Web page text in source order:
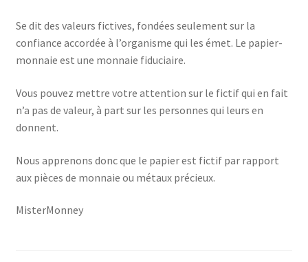
Se dit des valeurs fictives, fondées seulement sur la
confiance accordée à l’organisme qui les émet. Le papier-
monnaie est une monnaie fiduciaire.
Vous pouvez mettre votre attention sur le fictif qui en fait
n’a pas de valeur, à part sur les personnes qui leurs en
donnent.
Nous apprenons donc que le papier est fictif par rapport
aux pièces de monnaie ou métaux précieux.
MisterMonney